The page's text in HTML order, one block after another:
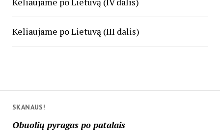
SKANAUS!
Obuolių pyragas po patalais
Keliaujame po Lietuvą (III dalis)